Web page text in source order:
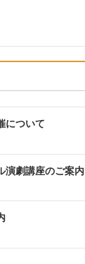
について
演劇講座のご案内